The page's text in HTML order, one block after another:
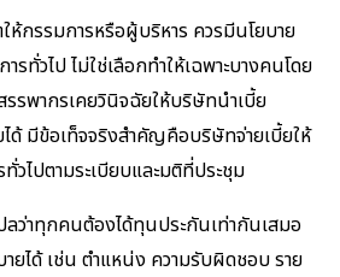
ห้กรรมการหรือผู้บริหาร ควรมีนโยบาย
ทั่วไป ไม่ใช่เลือกทำให้เฉพาะบางคนโดย
รพากรเคยวินิจฉัยให้บริษัทนำเบี้ย
ได้ มีข้อเท็จจริงสำคัญคือบริษัทจ่ายเบี้ยให้
วไปตามระเบียบและมติที่ประชุม
ปลว่าทุกคนต้องได้ทุนประกันเท่ากันเสมอ
ได้ เช่น ตำแหน่ง ความรับผิดชอบ ราย